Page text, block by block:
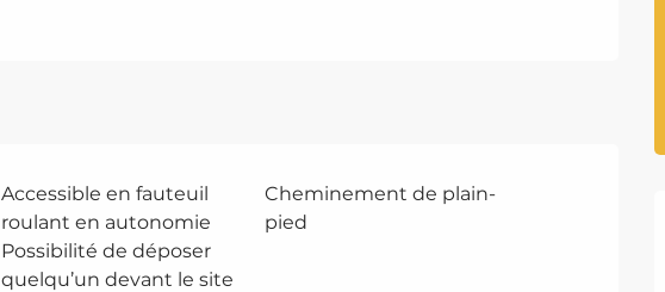
Accessible en fauteuil
roulant en autonomie
Cheminement de plain-
pied
Possibilité de déposer
quelqu’un devant le site